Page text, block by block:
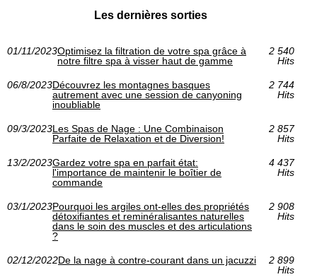
Les dernières sorties
01/11/2023Optimisez la filtration de votre spa grâce à
notre filtre spa à visser haut de gamme
2 540
Hits
06/8/2023Découvrez les montagnes basques
autrement avec une session de canyoning
inoubliable
2 744
Hits
09/3/2023Les Spas de Nage : Une Combinaison
Parfaite de Relaxation et de Diversion!
2 857
Hits
13/2/2023Gardez votre spa en parfait état:
l'importance de maintenir le boîtier de
commande
4 437
Hits
03/1/2023Pourquoi les argiles ont-elles des propriétés
détoxifiantes et reminéralisantes naturelles
dans le soin des muscles et des articulations
?
2 908
Hits
02/12/2022De la nage à contre-courant dans un jacuzzi
2 899
Hits